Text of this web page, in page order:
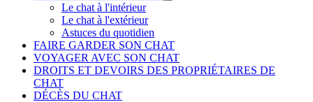
Le chat à l'intérieur
Le chat à l'extérieur
Astuces du quotidien
FAIRE GARDER SON CHAT
VOYAGER AVEC SON CHAT
DROITS ET DEVOIRS DES PROPRIÉTAIRES DE
CHAT
DÉCÈS DU CHAT